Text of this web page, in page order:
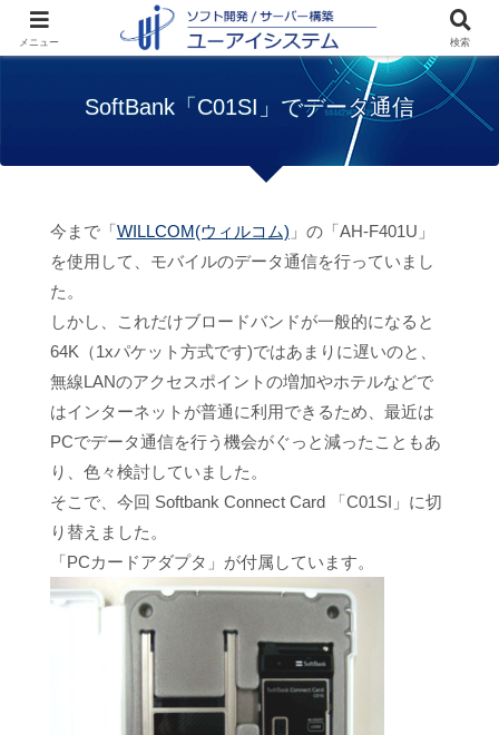
ブログ
SoftBank「C01SI」でデー
タ通信
SoftBank「C01SI」でデータ通信
今まで「WILLCOM(ウィルコム) 」の「AH-F401U」
を使用して、モバイルのデータ通信を行っていまし
た。
しかし、これだけブロードバンドが一般的になると
64K（1xパケット方式です)ではあまりに遅いのと、
無線LANのアクセスポイントの増加やホテルなどで
はインターネットが普通に利用できるため、最近は
PCでデータ通信を行う機会がぐっと減ったこともあ
り、色々検討していました。
そこで、今回 Softbank Connect Card 「C01SI」に切
り替えました。
「PCカードアダプタ」が付属しています。
メニュー 検索